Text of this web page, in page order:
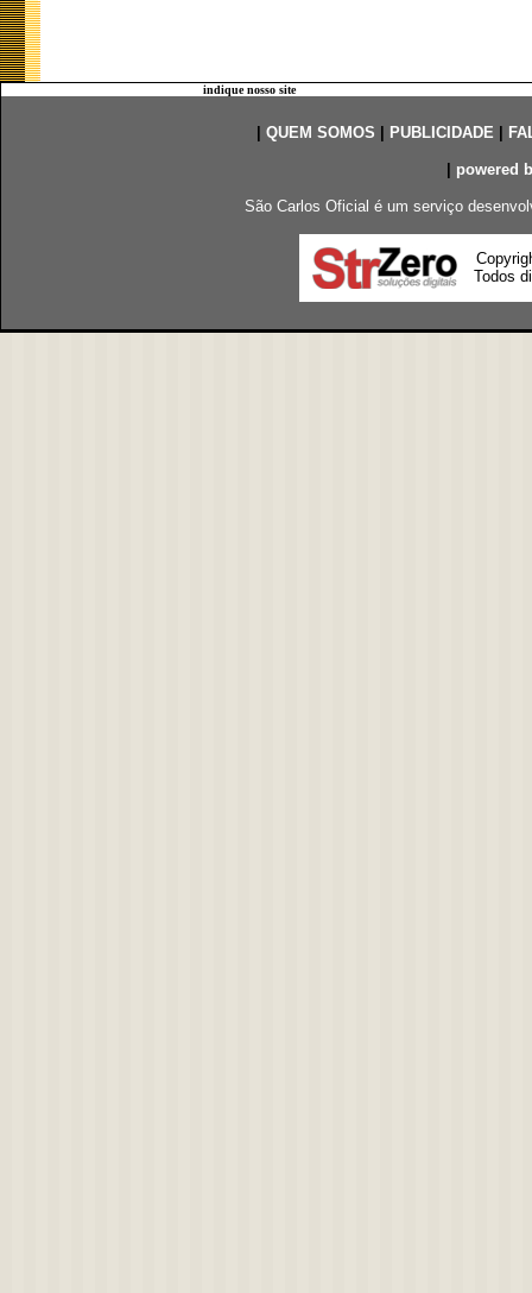
indique nosso site
QUEM SOMOS PUBLICIDADE|
powered
São Carlos Oficial é um serviço
Todos